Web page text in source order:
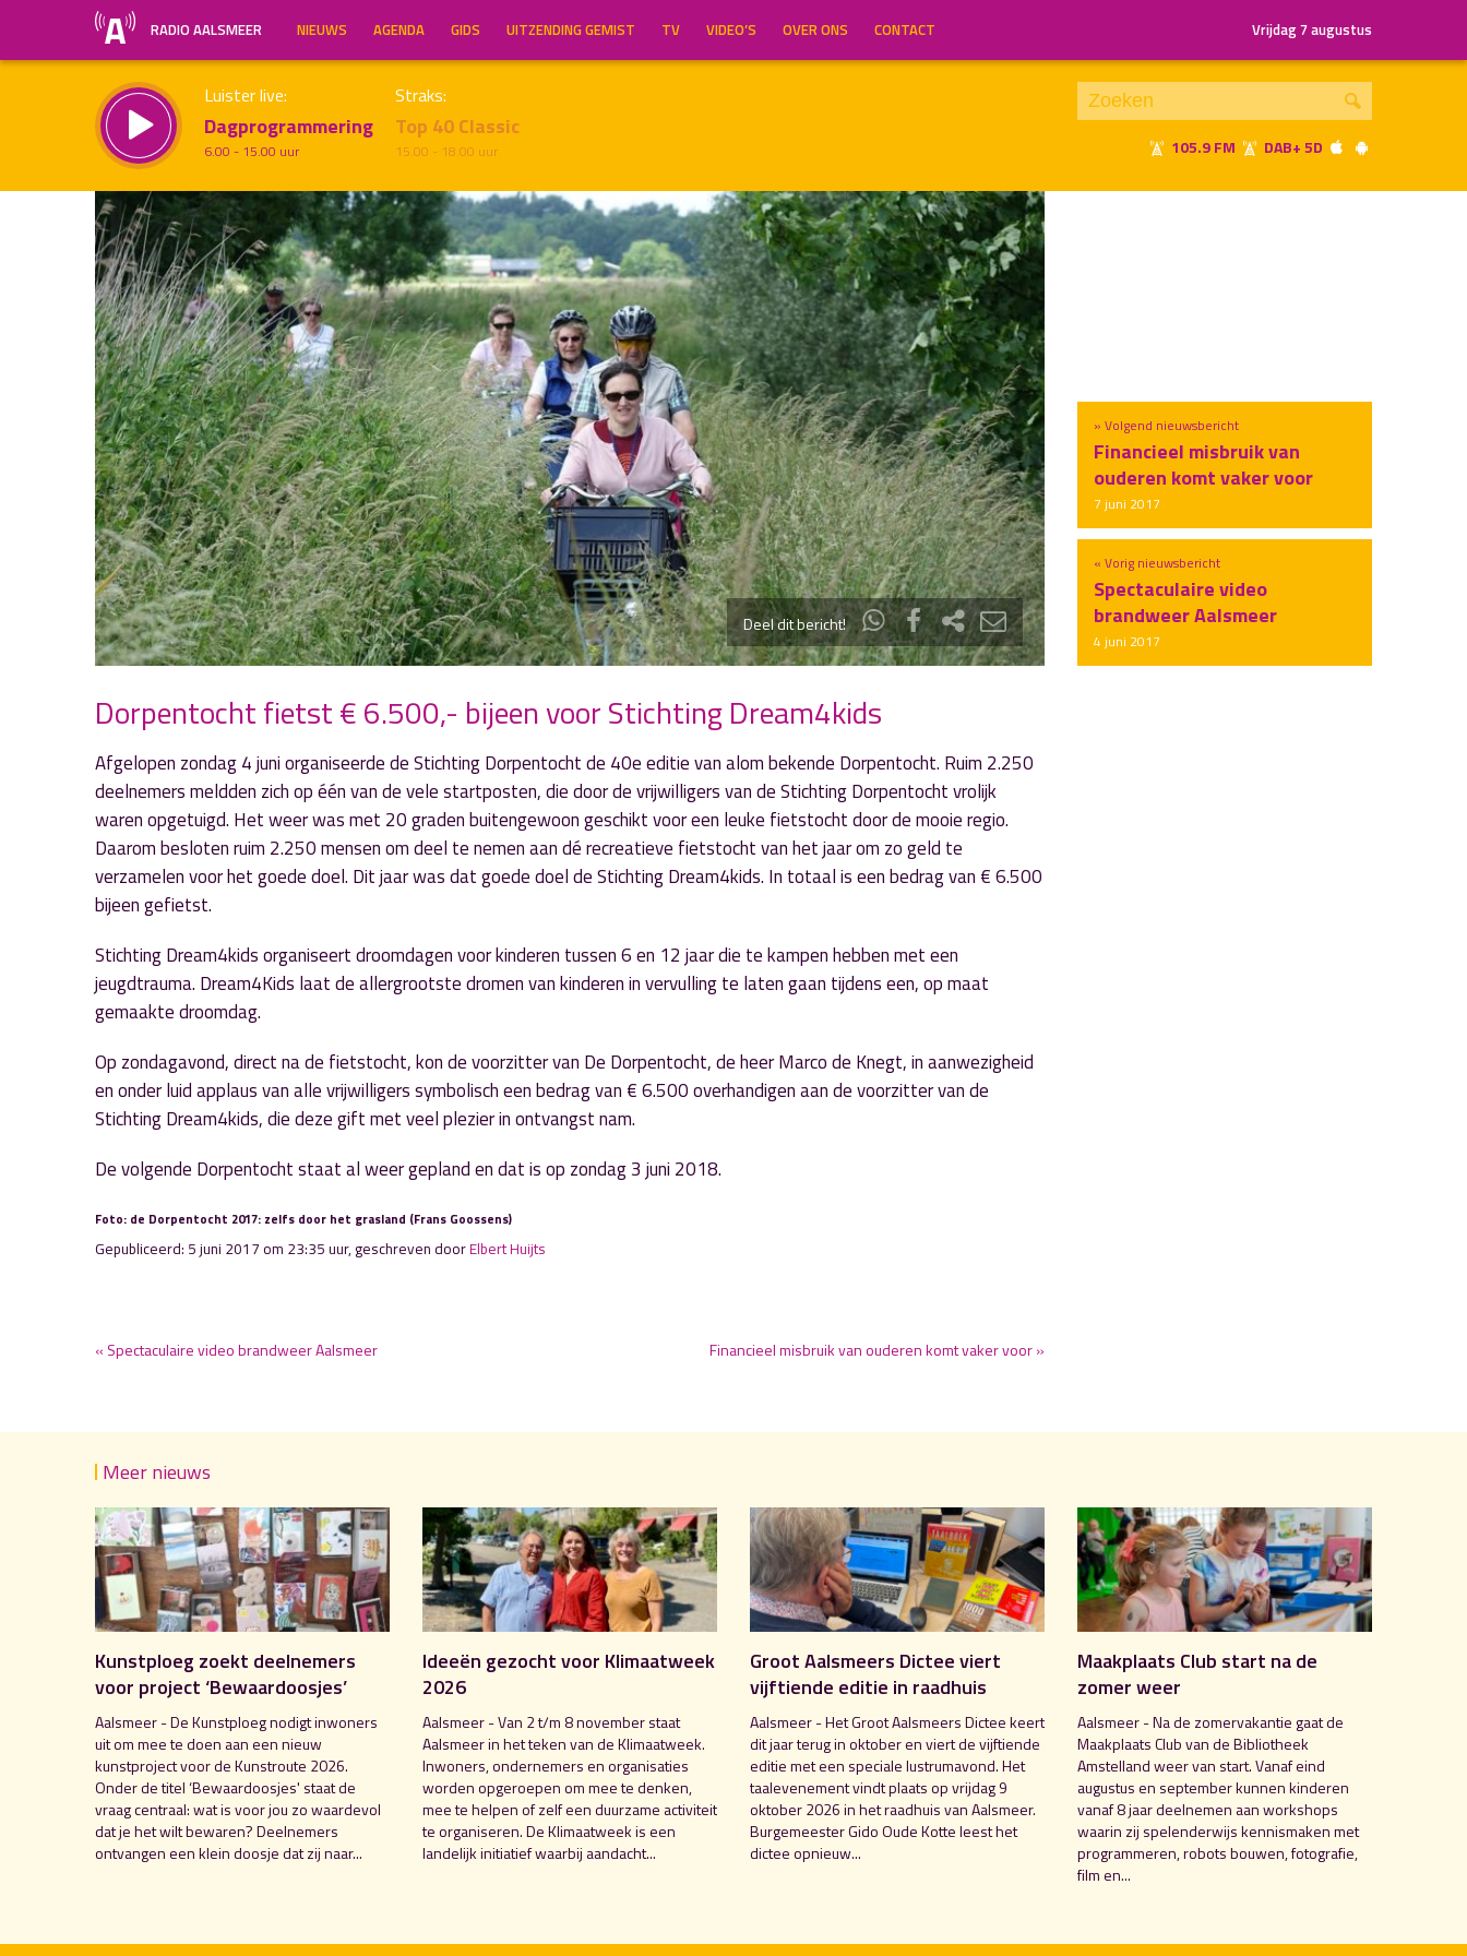
RADIO AALSMEER NIEUWS AGENDA GIDS UITZENDING GEMIST TV VIDEO’S OVER ONS CONTACT Vrijdag 7 augustus
Luister live:
Dagprogrammering
6.00 - 15.00 uur
Straks:
Top 40 Classic
15.00 - 18.00 uur 105.9 FM DAB+ 5D
Inklappen
Deel dit bericht!
« Vorig nieuwsbericht
Spectaculaire video
brandweer Aalsmeer
4 juni 2017
» Volgend nieuwsbericht
Financieel misbruik van
ouderen komt vaker voor
7 juni 2017
Dorpentocht fietst € 6.500,- bijeen voor Stichting Dream4kids
Afgelopen zondag 4 juni organiseerde de Stichting Dorpentocht de 40e editie van alom bekende Dorpentocht. Ruim 2.250
deelnemers meldden zich op één van de vele startposten, die door de vrijwilligers van de Stichting Dorpentocht vrolijk
waren opgetuigd. Het weer was met 20 graden buitengewoon geschikt voor een leuke fietstocht door de mooie regio.
Daarom besloten ruim 2.250 mensen om deel te nemen aan dé recreatieve fietstocht van het jaar om zo geld te
verzamelen voor het goede doel. Dit jaar was dat goede doel de Stichting Dream4kids. In totaal is een bedrag van € 6.500
bijeen gefietst.
Stichting Dream4kids organiseert droomdagen voor kinderen tussen 6 en 12 jaar die te kampen hebben met een
jeugdtrauma. Dream4Kids laat de allergrootste dromen van kinderen in vervulling te laten gaan tijdens een, op maat
gemaakte droomdag.
Op zondagavond, direct na de fietstocht, kon de voorzitter van De Dorpentocht, de heer Marco de Knegt, in aanwezigheid
en onder luid applaus van alle vrijwilligers symbolisch een bedrag van € 6.500 overhandigen aan de voorzitter van de
Stichting Dream4kids, die deze gift met veel plezier in ontvangst nam.
De volgende Dorpentocht staat al weer gepland en dat is op zondag 3 juni 2018.
Foto: de Dorpentocht 2017: zelfs door het grasland (Frans Goossens)
Gepubliceerd: 5 juni 2017 om 23:35 uur, geschreven doorElbert Huijts
« Spectaculaire video brandweer Aalsmeer Financieel misbruik van ouderen komt vaker voor »
Meer nieuws
Kunstploeg zoekt deelnemers
voor project ‘Bewaardoosjes’
Aalsmeer - De Kunstploeg nodigt inwoners
uit om mee te doen aan een nieuw
kunstproject voor de Kunstroute 2026.
Onder de titel ‘Bewaardoosjes' staat de
vraag centraal: wat is voor jou zo waardevol
dat je het wilt bewaren? Deelnemers
ontvangen een klein doosje dat zij naar...
Ideeën gezocht voor Klimaatweek
2026
Aalsmeer - Van 2 t/m 8 november staat
Aalsmeer in het teken van de Klimaatweek.
Inwoners, ondernemers en organisaties
worden opgeroepen om mee te denken,
mee te helpen of zelf een duurzame activiteit
te organiseren. De Klimaatweek is een
landelijk initiatief waarbij aandacht...
Groot Aalsmeers Dictee viert
vijftiende editie in raadhuis
Aalsmeer - Het Groot Aalsmeers Dictee keert
dit jaar terug in oktober en viert de vijftiende
editie met een speciale lustrumavond. Het
taalevenement vindt plaats op vrijdag 9
oktober 2026 in het raadhuis van Aalsmeer.
Burgemeester Gido Oude Kotte leest het
dictee opnieuw...
Maakplaats Club start na de
zomer weer
Aalsmeer - Na de zomervakantie gaat de
Maakplaats Club van de Bibliotheek
Amstelland weer van start. Vanaf eind
augustus en september kunnen kinderen
vanaf 8 jaar deelnemen aan workshops
waarin zij spelenderwijs kennismaken met
programmeren, robots bouwen, fotografie,
film en...